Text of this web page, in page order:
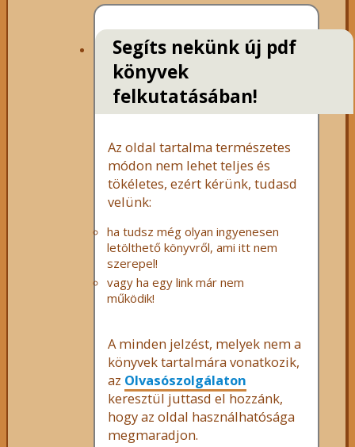
Segíts nekünk új pdf
könyvek
felkutatásában!
Az oldal tartalma természetes
módon nem lehet teljes és
tökéletes, ezért kérünk, tudasd
velünk:
ha tudsz még olyan ingyenesen
letölthető könyvről, ami itt nem
szerepel!
vagy ha egy link már nem
működik!
A minden jelzést, melyek nem a
könyvek tartalmára vonatkozik,
az Olvasószolgálaton
keresztül juttasd el hozzánk,
hogy az oldal használhatósága
megmaradjon.